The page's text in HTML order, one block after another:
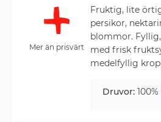
Mer än prisvärt
Fruktig, lite
persikor,
blommor.
med frisk
medelfyllig
Druvor: 100%